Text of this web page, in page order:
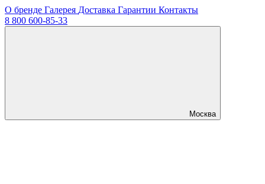
О бренде Галерея Доставка Гарантии Контакты
8 800 600-85-33
Москва